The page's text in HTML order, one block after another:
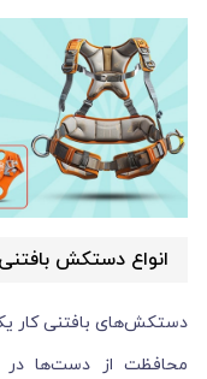
انواع دستکش بافتنی
دستکش‌های بافتنی کار
محافظت از دست‌ها در